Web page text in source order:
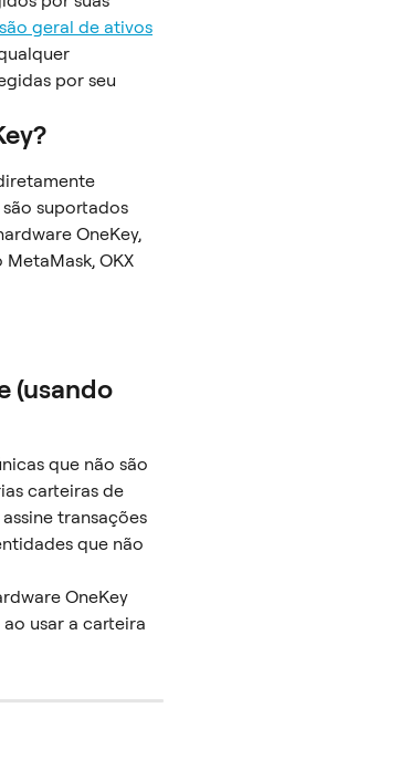
geral de ativos
por seu
suportados
OneKey,
OKX
(usando
que não são
carteiras de
transações
que não
OneKey
usar a carteira